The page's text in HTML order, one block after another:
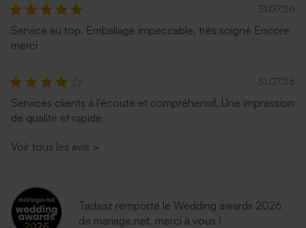
31.07.26
Service au top. Emballage impeccable, très soigné Encore
merci
31.07.26
Services clients à l’écoute et compréhensif. Une impression
de qualité et rapide
Voir tous les avis >
Tadaaz remporte le Wedding awards 2026
de mariage.net, merci à vous !